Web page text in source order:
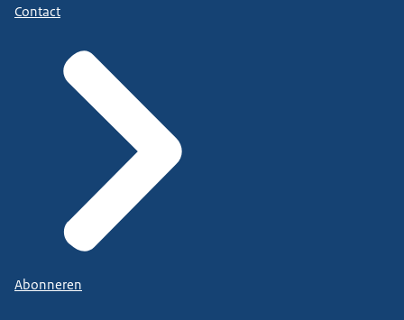
Contact
Abonneren